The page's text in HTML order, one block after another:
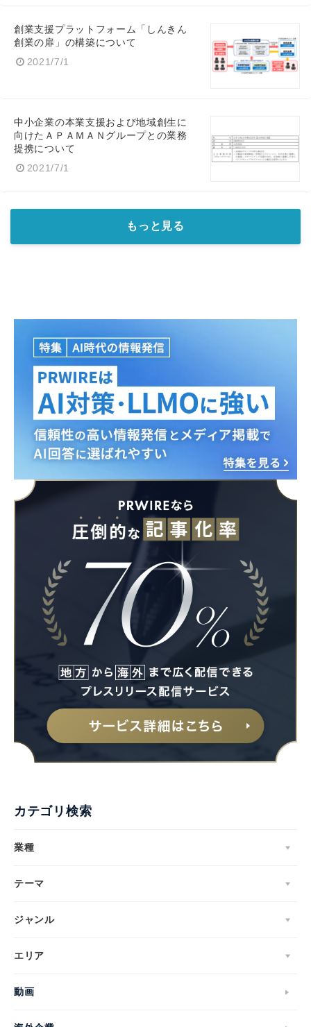
創業支援プラットフォーム「しんきん
創業の扉」の構築について
2021/7/1
中小企業の本業支援および地域創生に
向けたＡＰＡＭＡＮグループとの業務
提携について
2021/7/1
もっと見る
カテゴリ検索
業種
テーマ
ジャンル
エリア
動画
Japanese
English